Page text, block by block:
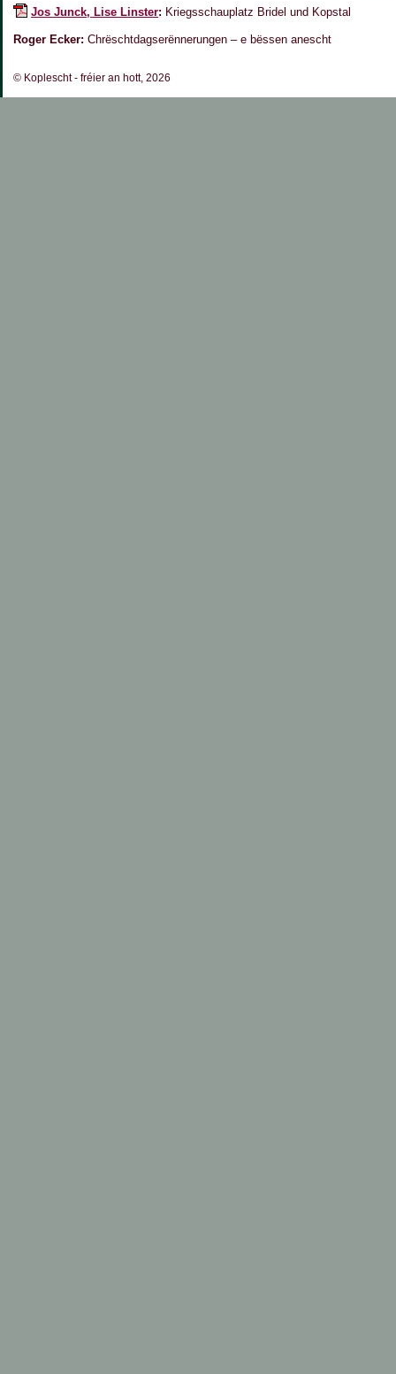
Jos Junck, Lise Linster: Kriegsschauplatz Bridel und Kopstal
Roger Ecker: Chrëschtdagserënnerungen – e bëssen anescht
© Koplescht - fréier an hott, 2026